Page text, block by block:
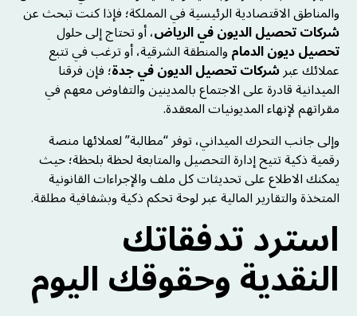
والمناطق الاقتصادية الرئيسية في المملكة؛ فإذا كنت تبحث عن
شركات تحصيل الديون في الرياض، أو تحتاج إلى حلول
تحصيل ديون الدماموالمنطقة الشرقية، أو ترغب في تتبع
عملائك عبرشركات تحصيل الديون في جدة؛ فإن فرقنا
الميدانية قادرة على الاجتماع بالمدينين والتفاوض معهم في
مقراتهم لإنهاء المديونيات المعقدة.
وإلى جانب التحرك الميداني، توفر “مطالبة” لعملائها منصة
رقمية ذكية تتيح إدارة التحصيل والمتابعة لحظة بلحظة؛ حيث
يمكنك الاطلاع على تحديثات كل ملف والإجراءات القانونية
المتخذة والتقارير المالية عبر لوحة تحكم ذكية وبشفافية مطلقة.
استرد تدفقاتك
النقدية وحقوقك اليوم